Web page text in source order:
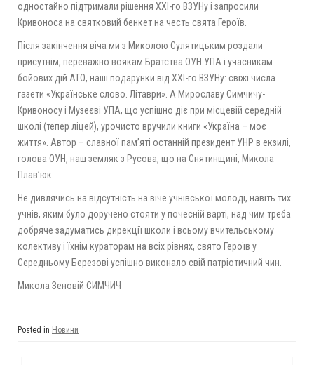
одностайно підтримали рішення ХХІ-го ВЗУНу і запросили
Кривоноса на святковий бенкет на честь свята Героїв.
Після закінчення віча ми з Миколою Сулятицьким роздали
присутнім, переважно воякам Братства ОУН УПА і учасникам
бойових дій АТО, наші подарунки від ХХІ-го ВЗУНу: свіжі числа
газети «Українське слово. Літаври». А Мирославу Симчичу-
Кривоносу і Музеєві УПА, що успішно діє при місцевій середній
школі (тепер ліцей), урочисто вручили книги «Україна – моє
життя». Автор – славної пам’яті останній президент УНР в екзилі,
голова ОУН, наш земляк з Русова, що на Снятинщині, Микола
Плав’юк.
Не дивлячись на відсутність на віче учнівської молоді, навіть тих
учнів, яким було доручено стояти у почесній варті, над чим треба
добряче задуматись дирекції школи і всьому вчительському
колективу і їхнім кураторам на всіх рівнях, свято Героїв у
Середньому Березові успішно виконало свій патріотичний чин.
Микола Зеновій СИМЧИЧ
Posted in Новини